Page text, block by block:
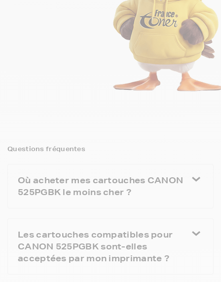
Questions fréquentes
Où acheter mes cartouches CANON
525PGBK le moins cher ?
Les cartouches compatibles pour
CANON 525PGBK sont-elles
acceptées par mon imprimante ?